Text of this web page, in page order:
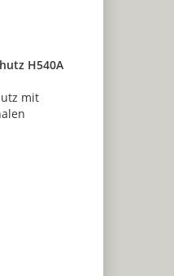
H540A
mit